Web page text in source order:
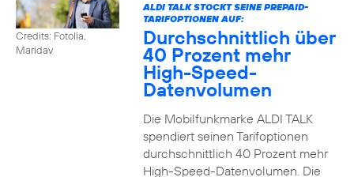
Credits: Fotolia,
Maridav
ALDI TALK STOCKT SEINE PREPAID-
TARIFOPTIONEN AUF:
Durchschnittlich über
40 Prozent mehr
High-Speed-
Datenvolumen
Die Mobilfunkmarke ALDI TALK
spendiert seinen Tarifoptionen
durchschnittlich 40 Prozent mehr
High-Speed-Datenvolumen. Die